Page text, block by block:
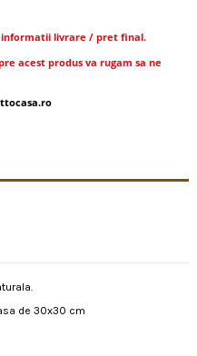
informatii livrare / pret final.
acest produs va rugam sa ne
de 30x30 cm